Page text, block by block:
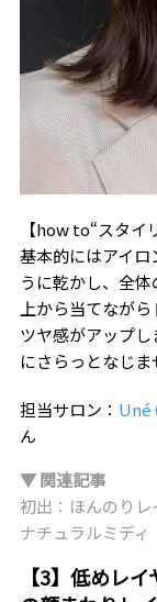
【how to“スタイ
基本的にはアイ
うに乾かし、全
上から当てなが
ツヤ感がアップ
にさらっとなじま
担当サロン： Uné
ん
▼ 関連記事
初出：ほんのり
ナチュラルミデ
【3】低めレ